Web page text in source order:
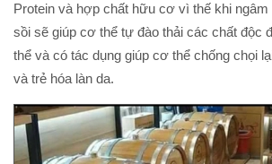
Protein và hợp chất hữu cơ vì thế khi
sồi sẽ giúp cơ thể tự đào thải các chất độc
thể và có tác dụng giúp cơ thể chống chọi
và trẻ hóa làn da.